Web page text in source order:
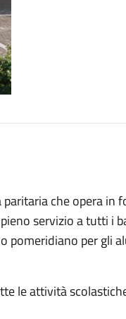
che opera in
servizio a tutti i
pomeridiano per gli
le attività